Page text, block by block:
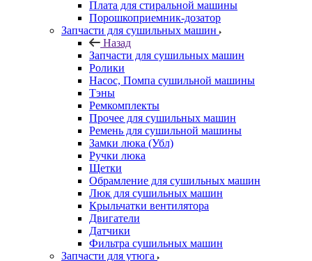
Плата для стиральной машины
Порошкоприемник-дозатор
Запчасти для сушильных машин
Назад
Запчасти для сушильных машин
Ролики
Насос, Помпа сушильной машины
Тэны
Ремкомплекты
Прочее для сушильных машин
Ремень для сушильной машины
Замки люка (Убл)
Ручки люка
Щетки
Обрамление для сушильных машин
Люк для сушильных машин
Крыльчатки вентилятора
Двигатели
Датчики
Фильтра сушильных машин
Запчасти для утюга